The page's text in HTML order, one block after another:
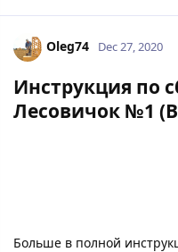
Oleg74 Dec 27, 2020
Инструкция по
Лесовичок №1
Больше в полной